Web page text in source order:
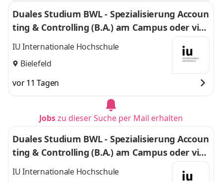
Duales Studium BWL - Spezialisierung Accoun
ting & Controlling (B.A.) am Campus oder virt
uell
IU Internationale Hochschule
Bielefeld
vor 11 Tagen
Jobszu dieser Suche per Mail erhalten
Duales Studium BWL - Spezialisierung Accoun
ting & Controlling (B.A.) am Campus oder virt
uell
IU Internationale Hochschule